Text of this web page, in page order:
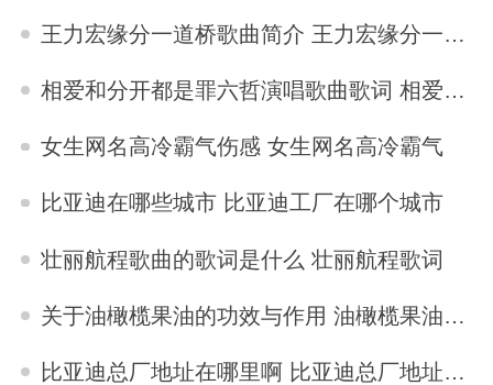
王力宏缘分一道桥歌曲简介 王力宏缘分一道桥歌词
2025-11-04
相爱和分开都是罪六哲演唱歌曲歌词 相爱和分开都是罪歌词
2025-11-04
女生网名高冷霸气伤感 女生网名高冷霸气
2025-11-04
比亚迪在哪些城市 比亚迪工厂在哪个城市
2025-11-04
壮丽航程歌曲的歌词是什么 壮丽航程歌词
2025-11-04
关于油橄榄果油的功效与作用 油橄榄果油的功效与作用
2025-11-04
比亚迪总厂地址在哪里啊 比亚迪总厂地址在哪里